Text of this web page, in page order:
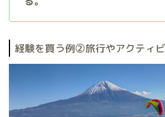
経験を買う例②旅行やアクティ